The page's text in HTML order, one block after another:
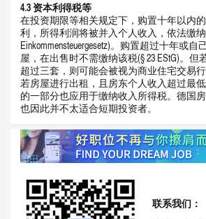
4.3资本利得税等
在投资期限等相关规定下，购置十年以内
利，所得利润将被并入个人收入，依法缴
Einkommensteuergesetz)。购置超过十年或
屋，在出售时不需缴纳该税(§ 23 EStG)。
超过三套，则可能会被视为商业住宅交易
若房屋进行出租，且房东个人收入超过最
的一部分也应用于缴纳收入所得税。德国
也因此并不太适合短期投资者。
联系我们：